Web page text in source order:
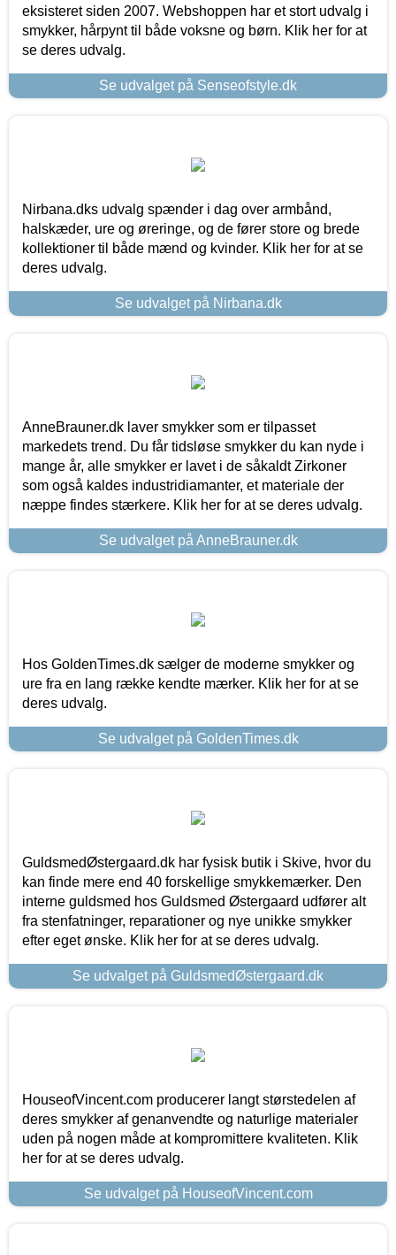
eksisteret siden 2007. Webshoppen har et stort udvalg i
smykker, hårpynt til både voksne og børn. Klik her for at
se deres udvalg.
Se udvalget på Senseofstyle.dk
Nirbana.dks udvalg spænder i dag over armbånd,
halskæder, ure og øreringe, og de fører store og brede
kollektioner til både mænd og kvinder. Klik her for at se
deres udvalg.
Se udvalget på Nirbana.dk
AnneBrauner.dk laver smykker som er tilpasset
markedets trend. Du får tidsløse smykker du kan nyde i
mange år, alle smykker er lavet i de såkaldt Zirkoner
som også kaldes industridiamanter, et materiale der
næppe findes stærkere. Klik her for at se deres udvalg.
Se udvalget på AnneBrauner.dk
Hos GoldenTimes.dk sælger de moderne smykker og
ure fra en lang række kendte mærker. Klik her for at se
deres udvalg.
Se udvalget på GoldenTimes.dk
GuldsmedØstergaard.dk har fysisk butik i Skive, hvor du
kan finde mere end 40 forskellige smykkemærker. Den
interne guldsmed hos Guldsmed Østergaard udfører alt
fra stenfatninger, reparationer og nye unikke smykker
efter eget ønske. Klik her for at se deres udvalg.
Se udvalget på GuldsmedØstergaard.dk
HouseofVincent.com producerer langt størstedelen af
deres smykker af genanvendte og naturlige materialer
uden på nogen måde at kompromittere kvaliteten. Klik
her for at se deres udvalg.
Se udvalget på HouseofVincent.com